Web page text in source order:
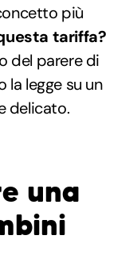
più
tariffa?
del parere di
la legge su un
delicato.
una